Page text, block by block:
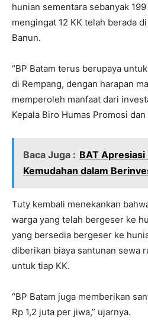
hunian sementara sebanyak
mengingat 12 KK telah berada
Banun.
“BP Batam terus berupaya
di Rempang, dengan harapan
memperoleh manfaat dari
Kepala Biro Humas Promosi
Baca Juga : BAT Apresiasi
Kemudahan dalam
Tuty kembali menekankan
warga yang telah bergeser ke
yang bersedia bergeser ke
diberikan biaya santunan sewa
untuk tiap KK.
“BP Batam juga memberikan
Rp 1,2 juta per jiwa,” ujarnya.